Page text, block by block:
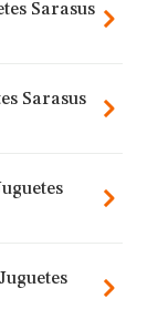
Sarasus
Sarasus